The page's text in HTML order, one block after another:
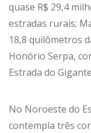
quase R$ 29,4
estradas rurais;
18,8 quilômetros
Honório Serpa,
Estrada do
No Noroeste do
contempla três